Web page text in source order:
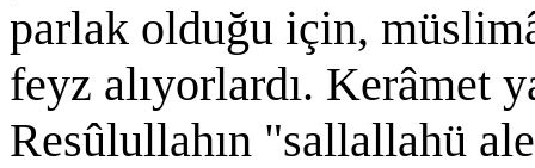
parlak olduğu için,
feyz alıyorlardı. Kerâmet
Resûlullahın "sallallahü